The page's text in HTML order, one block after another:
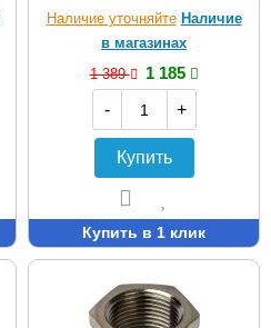
Наличие уточняйте Наличие
в магазинах
1 389
1 185
-
+
Купить
Купить в 1 клик